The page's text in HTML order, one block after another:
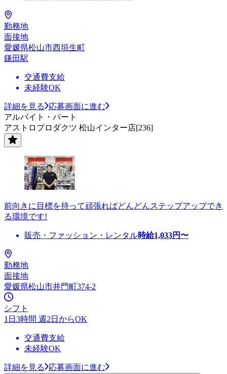
勤務地
面接地
愛媛県松山市西垣生町
鎌田駅
交通費支給
未経験OK
詳細を見る
応募画面に進む
アルバイト・パート
アストロプロダクツ 松山インター店[236]
前向きに目標を持って頑張ればどんどんステップアップでき
る環境です!
販売・ファッション・レンタル時給1,033円〜
勤務地
面接地
愛媛県松山市井門町374-2
シフト
1日3時間 週2日からOK
交通費支給
未経験OK
詳細を見る 応募画面に進む